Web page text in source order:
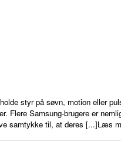
styr på søvn, motion eller
Flere Samsung-brugere er
samtykke til, at deres [...]Læs